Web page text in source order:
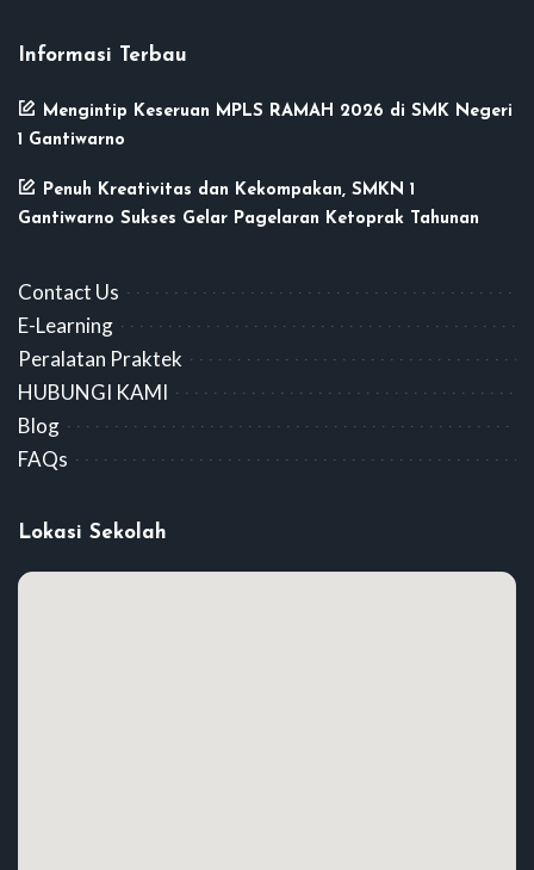
Informasi Terbau
Mengintip Keseruan MPLS RAMAH 2026 di SMK Negeri
1 Gantiwarno
Penuh Kreativitas dan Kekompakan, SMKN 1
Gantiwarno Sukses Gelar Pagelaran Ketoprak Tahunan
Contact Us
E-Learning
Peralatan Praktek
HUBUNGI KAMI
Blog
FAQs
Lokasi Sekolah